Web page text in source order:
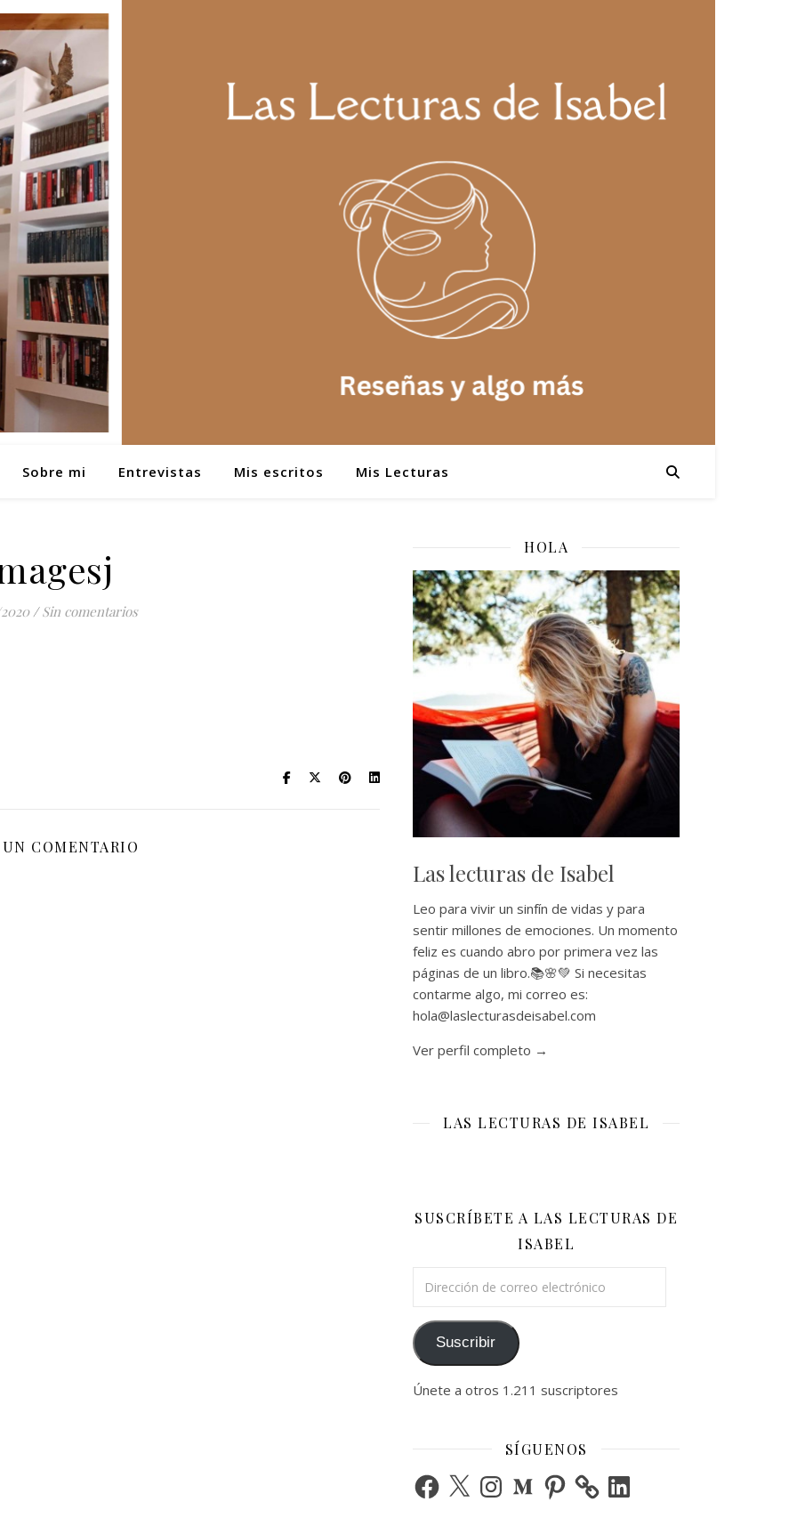
Sobre mi Entrevistas Mis escritos Mis Lecturas
/ Sin comentarios
UN COMENTARIO
HOLA
Las lecturas de Isabel
Leo para vivir un sinfín de vidas y para
sentir millones de emociones. Un momento
feliz es cuando abro por primera vez las
páginas de un libro.📚🌸💚 Si necesitas
contarme algo, mi correo es:
hola@laslecturasdeisabel.com
Ver perfil completo →
LAS LECTURAS DE ISABEL
SUSCRÍBETE A LAS LECTURAS DE
ISABEL
Suscribir
Únete a otros 1.211 suscriptores
SÍGUENOS
Facebook
X InstagramMediumPinterest LinkedIn